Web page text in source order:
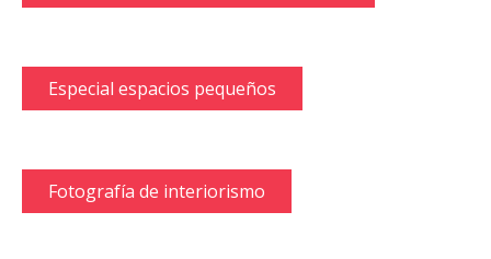
Especial espacios pequeños
Fotografía de interiorismo